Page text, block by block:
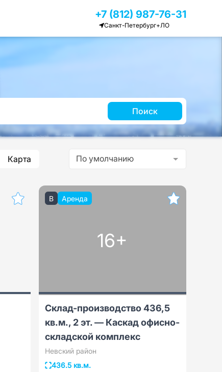
+7 (812) 987-76-31
Санкт-Петербург+ЛО
Поиск
Карта По умолчанию
B Аренда
16+
Склад-производство 436,5
кв.м., 2 эт. — Каскад офисно-
складской комплекс
Невский район
436.5 кв.м.